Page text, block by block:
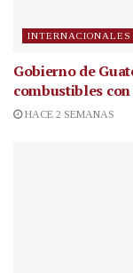
INTERNACIONALES
Gobierno de
combustibles
HACE 2 SEMANAS